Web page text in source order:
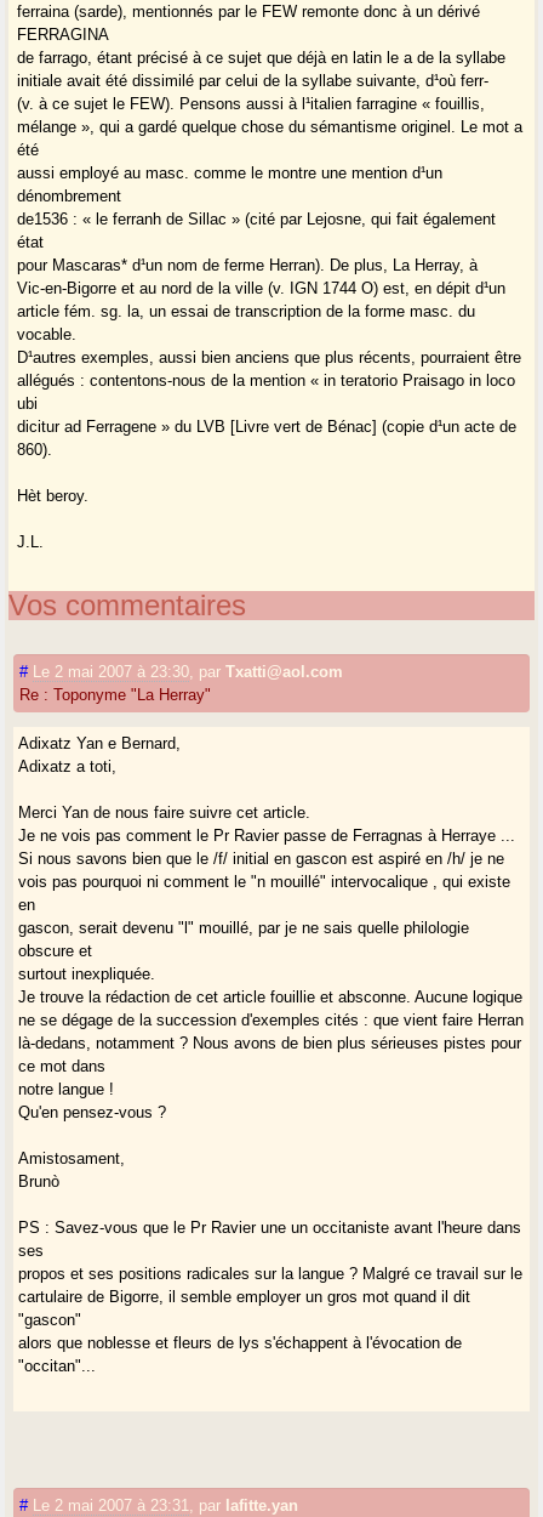
ferraina (sarde), mentionnés par le FEW remonte donc à un dérivé
FERRAGINA
de farrago, étant précisé à ce sujet que déjà en latin le a de la syllabe
initiale avait été dissimilé par celui de la syllabe suivante, d¹où ferr-
(v. à ce sujet le FEW). Pensons aussi à l¹italien farragine « fouillis,
mélange », qui a gardé quelque chose du sémantisme originel. Le mot a
été
aussi employé au masc. comme le montre une mention d¹un
dénombrement
de1536 : « le ferranh de Sillac » (cité par Lejosne, qui fait également
état
pour Mascaras* d¹un nom de ferme Herran). De plus, La Herray, à
Vic-en-Bigorre et au nord de la ville (v. IGN 1744 O) est, en dépit d¹un
article fém. sg. la, un essai de transcription de la forme masc. du
vocable.
D¹autres exemples, aussi bien anciens que plus récents, pourraient être
allégués : contentons-nous de la mention « in teratorio Praisago in loco
ubi
dicitur ad Ferragene » du LVB [Livre vert de Bénac] (copie d¹un acte de
860).
Hèt beroy.
J.L.
Vos commentaires
# Le 2 mai 2007 à 23:30 parTxatti@aol.com
Re : Toponyme "La Herray"
Adixatz Yan e Bernard,
Adixatz a toti,
Merci Yan de nous faire suivre cet article.
Je ne vois pas comment le Pr Ravier passe de Ferragnas à Herraye ...
Si nous savons bien que le /f/ initial en gascon est aspiré en /h/ je ne
vois pas pourquoi ni comment le "n mouillé" intervocalique , qui existe
en
gascon, serait devenu "l" mouillé, par je ne sais quelle philologie
obscure et
surtout inexpliquée.
Je trouve la rédaction de cet article fouillie et absconne. Aucune logique
ne se dégage de la succession d'exemples cités : que vient faire Herran
là-dedans, notamment ? Nous avons de bien plus sérieuses pistes pour
ce mot dans
notre langue !
Qu'en pensez-vous ?
Amistosament,
Brunò
PS : Savez-vous que le Pr Ravier une un occitaniste avant l'heure dans
ses
propos et ses positions radicales sur la langue ? Malgré ce travail sur le
cartulaire de Bigorre, il semble employer un gros mot quand il dit
"gascon"
alors que noblesse et fleurs de lys s'échappent à l'évocation de
"occitan"...
# Le 2 mai 2007 à 23:31 par lafitte.yan